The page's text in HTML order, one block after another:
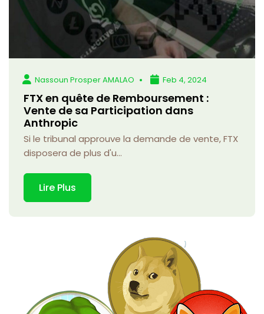
Nassoun Prosper AMALAO Feb 4, 2024
FTX en quête de Remboursement :
Vente de sa Participation dans
Anthropic
Si le tribunal approuve la demande de vente, FTX
disposera de plus d'u...
Lire Plus